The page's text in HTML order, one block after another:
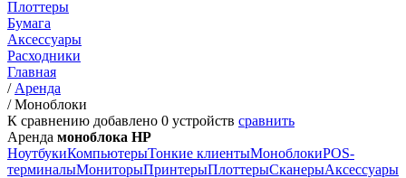
Плоттеры
Бумага
Аксессуары
Расходники
Главная
/ Аренда
/Моноблоки
К сравнению добавлено 0 устройств сравнить
Аренда моноблока HP
НоутбукиКомпьютерыТонкие клиентыМоноблокиPOS-
терминалыМониторыПринтерыПлоттерыСканерыАксессуары